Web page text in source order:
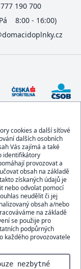
cookies a další síťové
dalších osobních
Vás zajímá a také
identifikátory
provozovat a
obsah na základě
získaných údajů je
nebo odvolat pomocí
neudělit či jej
obsah a/nebo
na základě
se použije pro
podpůrných
každého provozovatele
nezbytné
190 700
8:00 - 16:00)